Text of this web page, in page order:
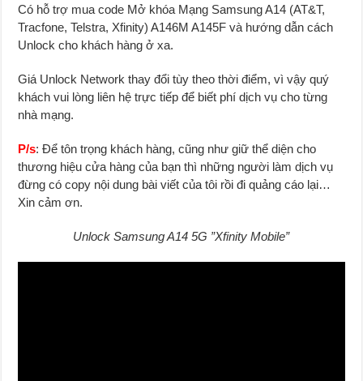
Có hỗ trợ mua code Mở khóa Mạng Samsung A14 (AT&T,
Tracfone, Telstra, Xfinity) A146M A145F và hướng dẫn cách
Unlock cho khách hàng ở xa.
Giá Unlock Network thay đổi tùy theo thời điểm, vì vậy quý
khách vui lòng liên hệ trực tiếp để biết phí dịch vụ cho từng
nhà mạng.
P/s: Để tôn trọng khách hàng, cũng như giữ thể diện cho
thương hiệu cửa hàng của bạn thì những người làm dịch vụ
đừng có copy nội dung bài viết của tôi rồi đi quảng cáo lại…
Xin cảm ơn.
Unlock Samsung A14 5G ”Xfinity Mobile”